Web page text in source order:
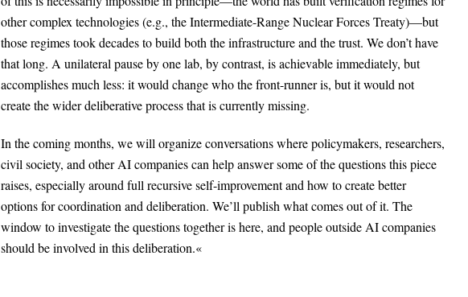
other complex technologies (e.g., the Intermediate-Range Nuclear Forces Treaty)—but
those regimes took decades to build both the infrastructure and the trust. We don’t have
that long. A unilateral pause by one lab, by contrast, is achievable immediately, but
accomplishes much less: it would change who the front-runner is, but it would not
create the wider deliberative process that is currently missing.
In the coming months, we will organize conversations where policymakers, researchers,
civil society, and other AI companies can help answer some of the questions this piece
raises, especially around full recursive self-improvement and how to create better
options for coordination and deliberation. We’ll publish what comes out of it. The
window to investigate the questions together is here, and people outside AI companies
should be involved in this deliberation.«